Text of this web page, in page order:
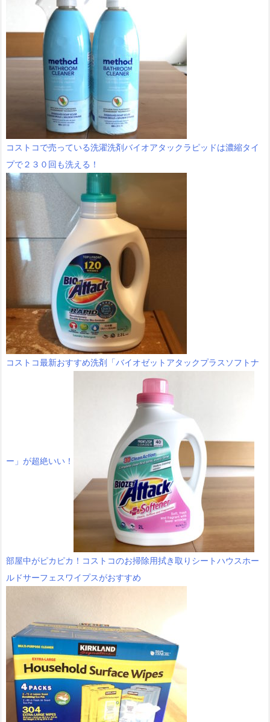
コストコで売っている洗濯洗剤バイオアタックラピッドは濃縮タイ
プで２３０回も洗える！
コストコ最新おすすめ洗剤「バイオゼットアタックプラスソフトナ
ー」が超絶いい！
部屋中がピカピカ！コストコのお掃除用拭き取りシートハウスホー
ルドサーフェスワイプスがおすすめ